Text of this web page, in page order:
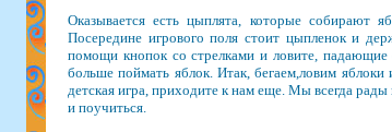
Оказывается есть цыплята, которые собирают
Посередине игрового поля стоит цыпленок и
помощи кнопок со стрелками и ловите, падающие
больше поймать яблок. Итак, бегаем,ловим
детская игра, приходите к нам еще. Мы всегда
и поучиться.